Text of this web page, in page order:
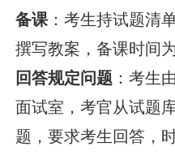
备课：考生持试题清
撰写教案，备课时间为
回答规定问题 ：考生
面试室，考官从试题
题，要求考生回答，